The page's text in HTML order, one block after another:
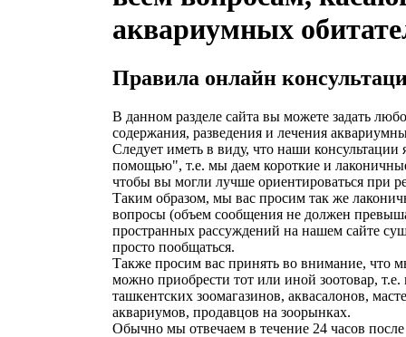
аквариумных
Правила онлайн
В данном разделе сайта вы можете задать
содержания, разведения и лечения
Следует иметь в виду, что наши консультации
помощью", т.е. мы даем короткие и
чтобы вы могли лучше ориентироваться при
Таким образом, мы вас просим так же
вопросы (объем сообщения не должен
пространных рассуждений на нашем сайте
просто пообщаться.
Также просим вас принять во внимание, что
можно приобрести тот или иной зоотовар,
ташкентских зоомагазинов, аквасалонов,
аквариумов, продавцов на зоорынках.
Обычно мы отвечаем в течение 24 часов